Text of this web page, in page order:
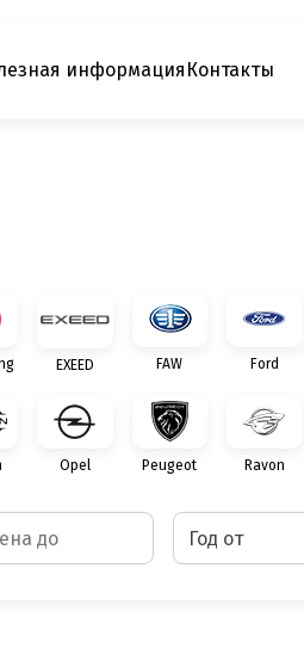
информация Контакты
EXEED FAW Ford
Opel Peugeot Ravon
Год от